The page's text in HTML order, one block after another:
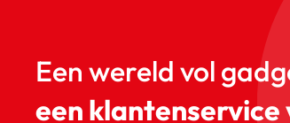
Een wereld vol
een klantenservice